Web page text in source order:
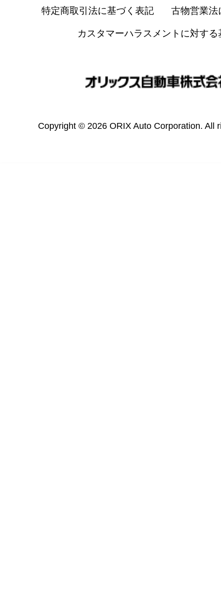
特定商取引法に基づく表記 古物営業法
カスタマーハラスメントに対する
Copyright © 2026 ORIX Auto Corporation. All